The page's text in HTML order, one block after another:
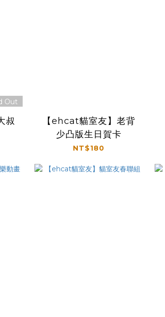
Out
叔
【ehcat貓室友】老背
少凸版生日賀卡
NT$180